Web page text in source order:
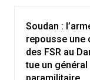
Soudan :
repousse une
des FSR au
tue un général